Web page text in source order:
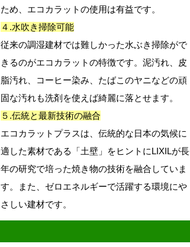
ため、エコカラットの使用は有益です。
４.水吹き掃除可能
従来の調湿建材では難しかった水ぶき掃除がで
きるのがエコカラットの特徴です。泥汚れ、皮
脂汚れ、コーヒー染み、たばこのヤニなどの頑
固な汚れも洗剤を使えば綺麗に落とせます。
５.伝統と最新技術の融合
エコカラットプラスは、伝統的な日本の気候に
適した素材である「土壁」をヒントにLIXILが長
年の研究で培った焼き物の技術を融合していま
す。また、ゼロエネルギーで活躍する環境にや
さしい建材です。